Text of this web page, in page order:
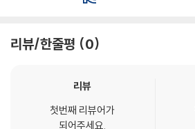
리뷰/한줄평 0
리뷰
첫번째 리뷰어가
되어주세요.